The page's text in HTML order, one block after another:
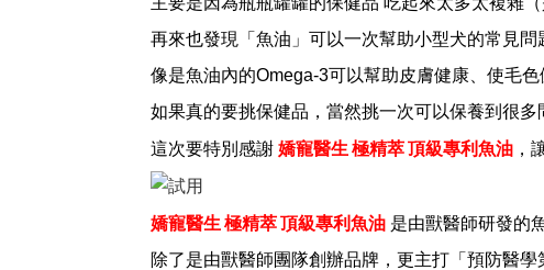
再來也發現「魚油」可以一次幫助小型犬的常見問
像是魚油內的Omega-3可以幫助皮膚健康、使毛
如果真的要挑保健品，當然挑一次可以保養到很多
這次要特別感謝 嬌寵醫生 極精萃 頂級專利魚油 ，
嬌寵醫生 極精萃 頂級專利魚油 是由獸醫師研發的
除了是由獸醫師團隊創辦品牌，更主打「預防醫學